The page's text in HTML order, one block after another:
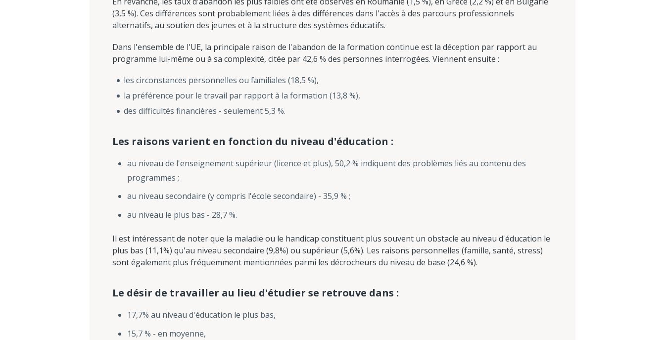
(3,5 %). Ces différences sont probablement liées à des différences dans l'accès à des parcours professionnels
alternatifs, au soutien des jeunes et à la structure des systèmes éducatifs.
Dans l'ensemble de l'UE, la principale raison de l'abandon de la formation continue est la déception par rapport au
programme lui-même ou à sa complexité, citée par 42,6 % des personnes interrogées. Viennent ensuite :
les circonstances personnelles ou familiales (18,5 %),
la préférence pour le travail par rapport à la formation (13,8 %),
des difficultés financières - seulement 5,3 %.
Les raisons varient en fonction du niveau d'éducation :
au niveau de l'enseignement supérieur (licence et plus), 50,2 % indiquent des problèmes liés au contenu des
programmes ;
au niveau secondaire (y compris l'école secondaire) - 35,9 % ;
au niveau le plus bas - 28,7 %.
Il est intéressant de noter que la maladie ou le handicap constituent plus souvent un obstacle au niveau d'éducation le
plus bas (11,1%) qu'au niveau secondaire (9,8%) ou supérieur (5,6%). Les raisons personnelles (famille, santé, stress)
sont également plus fréquemment mentionnées parmi les décrocheurs du niveau de base (24,6 %).
Le désir de travailler au lieu d'étudier se retrouve dans :
17,7% au niveau d'éducation le plus bas,
15,7 % - en moyenne,